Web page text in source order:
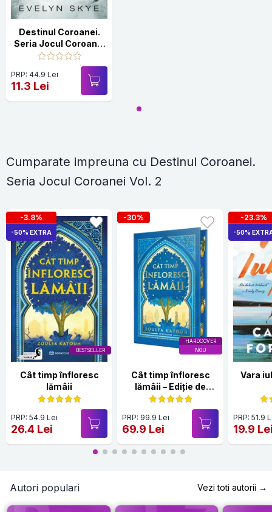
Destinul Coroanei.
Seria Jocul Coroanei
Vol. 2
PRP: 44.9 Lei
11.3 Lei
Cumparate impreuna cu Destinul Coroanei.
Seria Jocul Coroanei Vol. 2
BESTSELLER
-3.8%
-50% EXTRA
Cât timp înfloresc
lămâii
PRP: 54.9 Lei
26.4 Lei
HARDCOVER
NOU
-30%
Cât timp înfloresc
lămâii – Ediție de
colecție
PRP: 99.9 Lei
69.9 Lei
-23.3%
-50%
Vara
PRP: 51.9
19.9
Autori populari Vezi toti autorii →